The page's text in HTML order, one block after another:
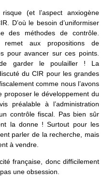
(et l’aspect anxiogène
D’où le besoin d’uniformiser
des méthodes de contrôle.
remet aux propositions de
pour avancer sur ces points.
garder le poulailler ! La
du CIR pour les grandes
comme nous l’avons
le développement du
préalable à l’administration
contrôle fiscal. Pas bien sûr
la donne ! Surtout pour les
parler de la recherche, mais
à vendre.
française, donc difficilement
une obsession.